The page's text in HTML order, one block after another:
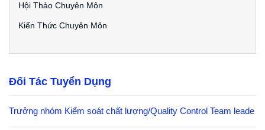
Hội Thảo Chuyên Môn
Kiến Thức Chuyên Môn
Đối Tác Tuyển Dụng
Trưởng nhóm Kiểm soát chất lượng/Quality Control Team leade